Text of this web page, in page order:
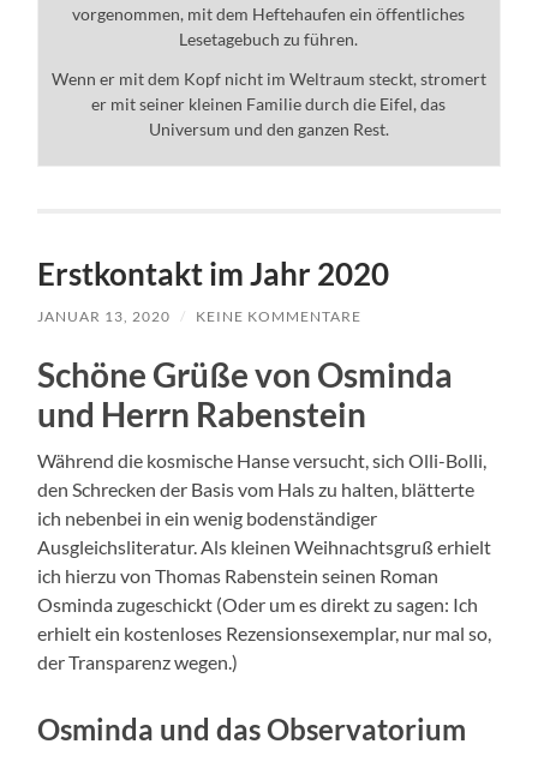
vorgenommen, mit dem Heftehaufen ein öffentliches
Lesetagebuch zu führen.
Wenn er mit dem Kopf nicht im Weltraum steckt, stromert
er mit seiner kleinen Familie durch die Eifel, das
Universum und den ganzen Rest.
Erstkontakt im Jahr 2020
JANUAR 13, 2020 / KEINE KOMMENTARE
Schöne Grüße von Osminda
und Herrn Rabenstein
Während die kosmische Hanse versucht, sich Olli-Bolli,
den Schrecken der Basis vom Hals zu halten, blätterte
ich nebenbei in ein wenig bodenständiger
Ausgleichsliteratur. Als kleinen Weihnachtsgruß erhielt
ich hierzu von Thomas Rabenstein seinen Roman
Osminda zugeschickt (Oder um es direkt zu sagen: Ich
erhielt ein kostenloses Rezensionsexemplar, nur mal so,
der Transparenz wegen.)
Osminda und das Observatorium